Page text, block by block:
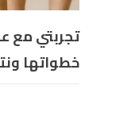
تجربتي مع
خطواتها